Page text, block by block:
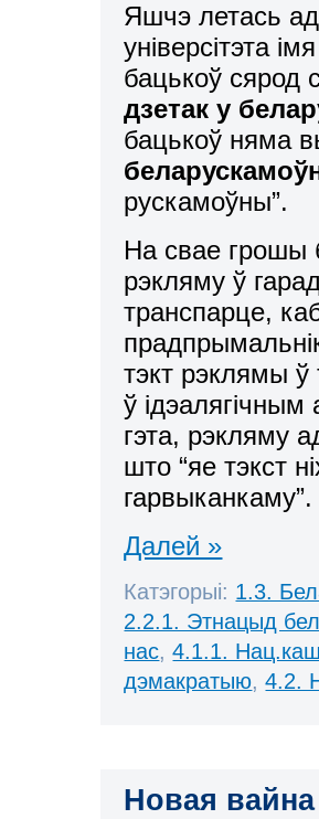
Яшчэ летась
універсітэта
бацькоў сярод
дзетак у
бацькоў няма
рускамоўны”.
На свае грошы
рэкляму ў
транспарце,
тэкт рэклямы ў
ў
гэта, рэкляму
што “яе тэкст
гарвыканкаму”.
Далей »
Катэгорыі: 1.3.
2.2.1. Этнацыд
нас,4.1.1.
дэмакратыю,4.2.
Новая вайна